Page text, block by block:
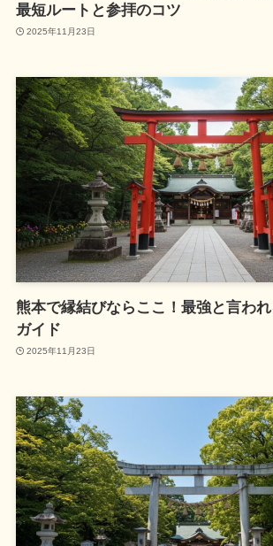
最短ルートと参拝のコツ
2025年11月23日
熊本で縁結びならここ！最強と言わ
ガイド
2025年11月23日